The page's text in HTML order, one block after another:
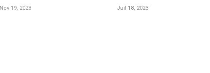
Nov 19, 2023 Juil 18, 2023